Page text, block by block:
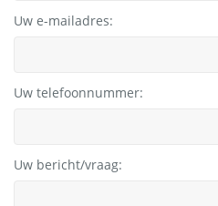
Uw e-mailadres:
Uw telefoonnummer:
Uw bericht/vraag: